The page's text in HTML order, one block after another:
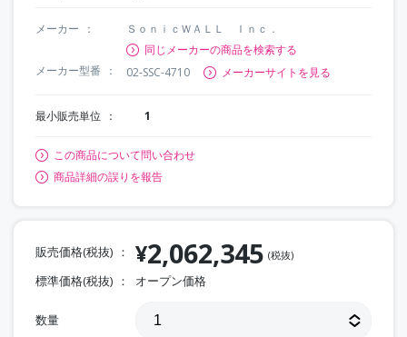
メーカー
ＳｏｎｉｃＷＡＬＬ Ｉｎｃ．
同じメーカーの商品を検索する
メーカー型番
02-SSC-4710 メーカーサイトを見る
最小販売単位 1
この商品について問い合わせ
商品詳細の誤りを報告
販売価格(税抜) ¥2,062,345 (税抜)
標準価格(税抜) オープン価格
数量